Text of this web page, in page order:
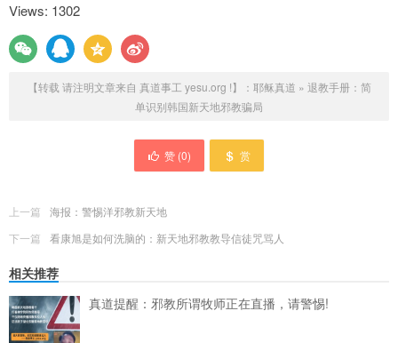
Views: 1302
【转载 请注明文章来自 真道事工 yesu.org !】： 耶稣真道 » 退教手册：简
单识别韩国新天地邪教骗局
赞 (0) 赏
上一篇
海报：警惕洋邪教新天地
下一篇
看康旭是如何洗脑的：新天地邪教教导信徒咒骂人
相关推荐
真道提醒：邪教所谓牧师正在直播，请警惕!